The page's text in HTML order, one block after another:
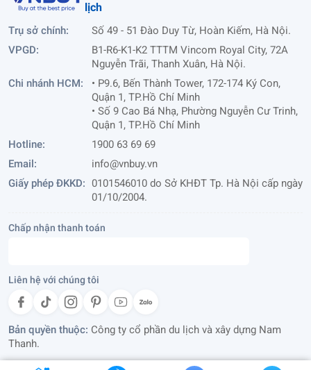
lịch
Trụ sở chính:
Số 49 - 51 Đào Duy Từ, Hoàn Kiếm, Hà Nội.
VPGD:
B1-R6-K1-K2 TTTM Vincom Royal City, 72A
Nguyễn Trãi, Thanh Xuân, Hà Nội.
Chi nhánh HCM:
• P9.6, Bến Thành Tower, 172-174 Ký Con,
Quận 1, TP.Hồ Chí Minh
• Số 9 Cao Bá Nhạ, Phường Nguyễn Cư Trinh,
Quận 1, TP.Hồ Chí Minh
Hotline:
1900 63 69 69
Email:
info@vnbuy.vn
Giấy phép ĐKKD: 0101546010 do Sở KHĐT Tp. Hà Nội cấp ngày
01/10/2004.
Chấp nhận thanh toán
Liên hệ với chúng tôi
Bản quyền thuộc: Công ty cổ phần du lịch và xây dựng Nam
Thanh.